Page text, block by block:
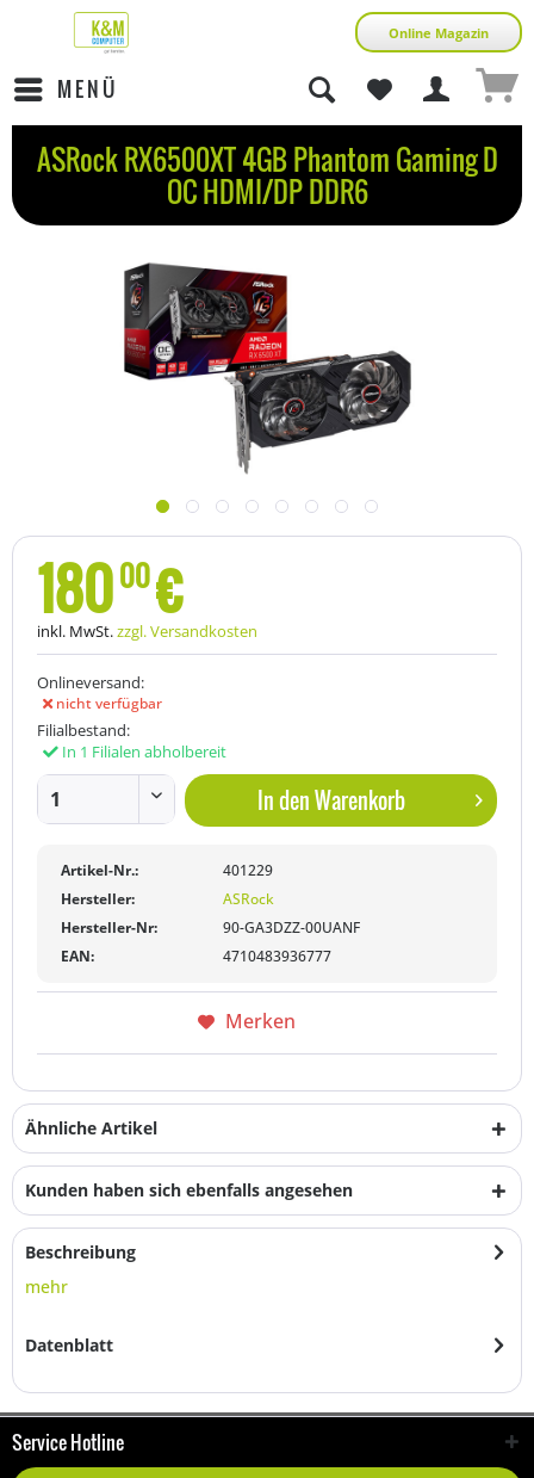
Online Magazin
MENÜ
ASRock RX6500XT 4GB Phantom Gaming D
OC HDMI/DP DDR6
18000€
inkl. MwSt.zzgl. Versandkosten
Onlineversand:
nicht verfügbar
Filialbestand:
In 1 Filialen abholbereit
In denWarenkorb
Artikel-Nr.:
401229
Hersteller:
ASRock
Hersteller-Nr:
90-GA3DZZ-00UANF
EAN:
4710483936777
Merken
Ähnliche Artikel
Kunden haben sich ebenfalls angesehen
Beschreibung
mehr
Datenblatt
Service Hotline